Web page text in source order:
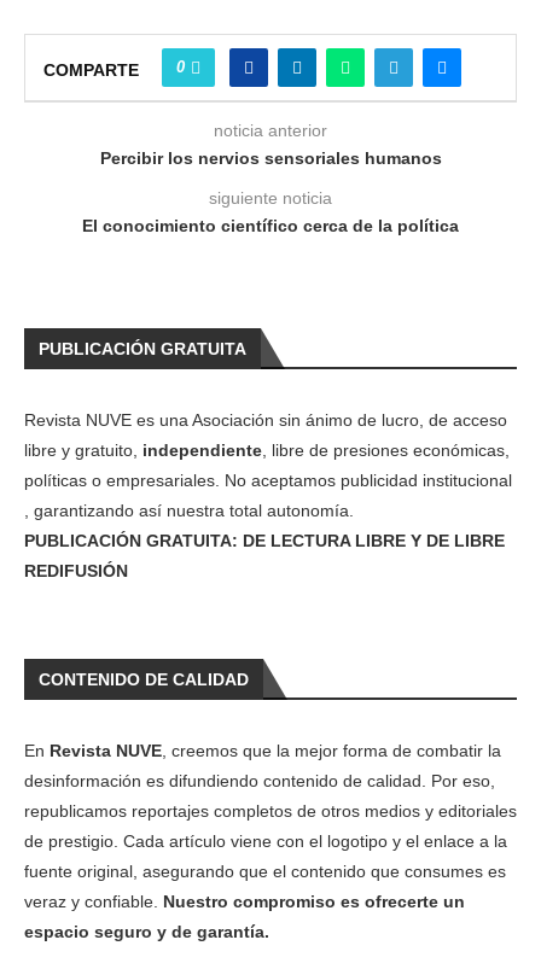
COMPARTE 0
noticia anterior
Percibir los nervios sensoriales humanos
siguiente noticia
El conocimiento científico cerca de la política
PUBLICACIÓN GRATUITA
Revista NUVE es una Asociación sin ánimo de lucro, de acceso
libre y gratuito, independiente , libre de presiones económicas,
políticas o empresariales. No aceptamos publicidad institucional
, garantizando así nuestra total autonomía.
PUBLICACIÓN GRATUITA: DE LECTURA LIBRE Y DE LIBRE
REDIFUSIÓN
CONTENIDO DE CALIDAD
En Revista NUVE , creemos que la mejor forma de combatir la
desinformación es difundiendo contenido de calidad. Por eso,
republicamos reportajes completos de otros medios y editoriales
de prestigio. Cada artículo viene con el logotipo y el enlace a la
fuente original, asegurando que el contenido que consumes es
veraz y confiable. Nuestro compromiso es ofrecerte un
espacio seguro y de garantía.